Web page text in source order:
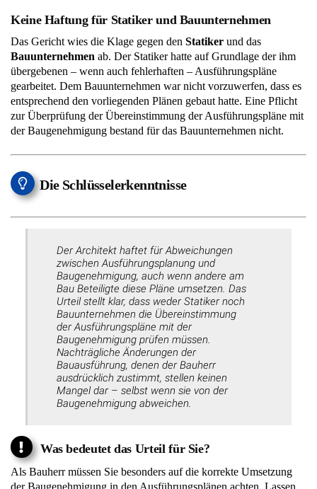
Keine Haftung für Statiker und Bauunternehmen
Das Gericht wies die Klage gegen den Statiker und das
Bauunternehmen ab. Der Statiker hatte auf Grundlage der ihm
übergebenen – wenn auch fehlerhaften – Ausführungspläne
gearbeitet. Dem Bauunternehmen war nicht vorzuwerfen, dass es
entsprechend den vorliegenden Plänen gebaut hatte. Eine Pflicht
zur Überprüfung der Übereinstimmung der Ausführungspläne mit
der Baugenehmigung bestand für das Bauunternehmen nicht.
Die Schlüsselerkenntnisse
Der Architekt haftet für Abweichungen
zwischen Ausführungsplanung und
Baugenehmigung, auch wenn andere am
Bau Beteiligte diese Pläne umsetzen. Das
Urteil stellt klar, dass weder Statiker noch
Bauunternehmen die Übereinstimmung
der Ausführungspläne mit der
Baugenehmigung prüfen müssen.
Nachträgliche Änderungen der
Bauausführung, denen der Bauherr
ausdrücklich zustimmt, stellen keinen
Mangel dar – selbst wenn sie von der
Baugenehmigung abweichen.
Was bedeutet das Urteil für Sie?
Als Bauherr müssen Sie besonders auf die korrekte Umsetzung
der Baugenehmigung in den Ausführungsplänen achten. Lassen